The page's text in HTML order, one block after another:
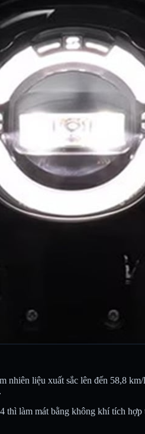
liệu xuất sắc lên đến 58,8
làm mát bằng không khí tích